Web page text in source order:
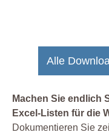
Alle
Machen Sie endlich
Excel-Listen für die
Dokumentieren Sie